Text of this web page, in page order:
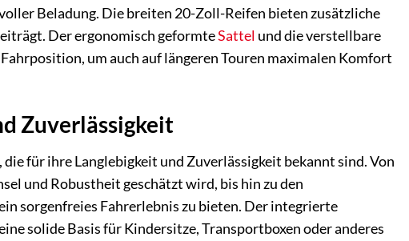
Beladung. Die breiten 20-Zoll-Reifen bieten zusätzliche
Der ergonomisch geformteSattel und die verstellbare
um auch auf längeren Touren maximalen Komfort
Zuverlässigkeit
für ihre Langlebigkeit und Zuverlässigkeit bekannt sind. Von
und Robustheit geschätzt wird, bis hin zu den
sorgenfreies Fahrerlebnis zu bieten. Der integrierte
solide Basis für Kindersitze, Transportboxen oder anderes